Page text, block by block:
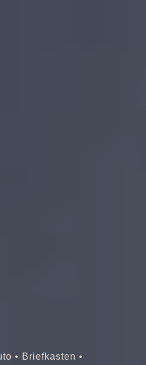
• Briefkasten •